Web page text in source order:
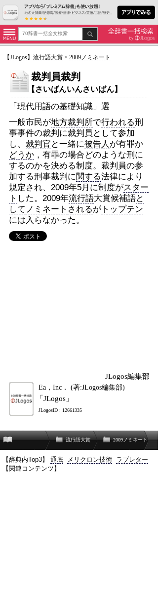
【JLogos】 流行語大賞> 2009ノミネート
裁判員裁判
【さいばんいんさいばん】
「現代用語の基礎知識」選
一般市民が地方裁判所で行われる刑
事事件の裁判に裁判員 として参加
し、 裁判官 と一緒に被告人 が有罪か
どうか，有罪の場合どのような刑に
するのかを決める制度。裁判員の参
加する刑事裁判に関する法律により
規定され、2009年5月に制度がスター
ト した。2009年流行語大賞候補語と
して ノミネート されるがトップテン
には入らなかった。
JLogos編集部
Ea，Inc． (著:JLogos編集部)
「JLogos」
JLogosID : 12661335
流行語大賞 2009ノミネート
【辞典内Top3】 通底 メリクロン技術 ラブレター
【関連コンテンツ】